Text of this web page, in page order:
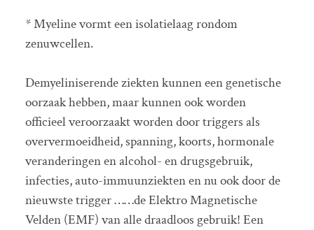
* Myeline vormt een isolatielaag rondom
zenuwcellen.
Demyeliniserende ziekten kunnen een genetische
oorzaak hebben, maar kunnen ook worden
officieel veroorzaakt worden door triggers als
oververmoeidheid, spanning, koorts, hormonale
veranderingen en alcohol- en drugsgebruik,
infecties, auto-immuunziekten en nu ook door de
nieuwste trigger ……de Elektro Magnetische
Velden (EMF) van alle draadloos gebruik! Een